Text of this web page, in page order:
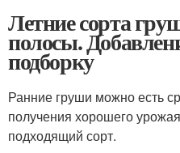
Летние сорта
полосы.
подборку
Ранние груши можно есть
получения хорошего
подходящий сорт.